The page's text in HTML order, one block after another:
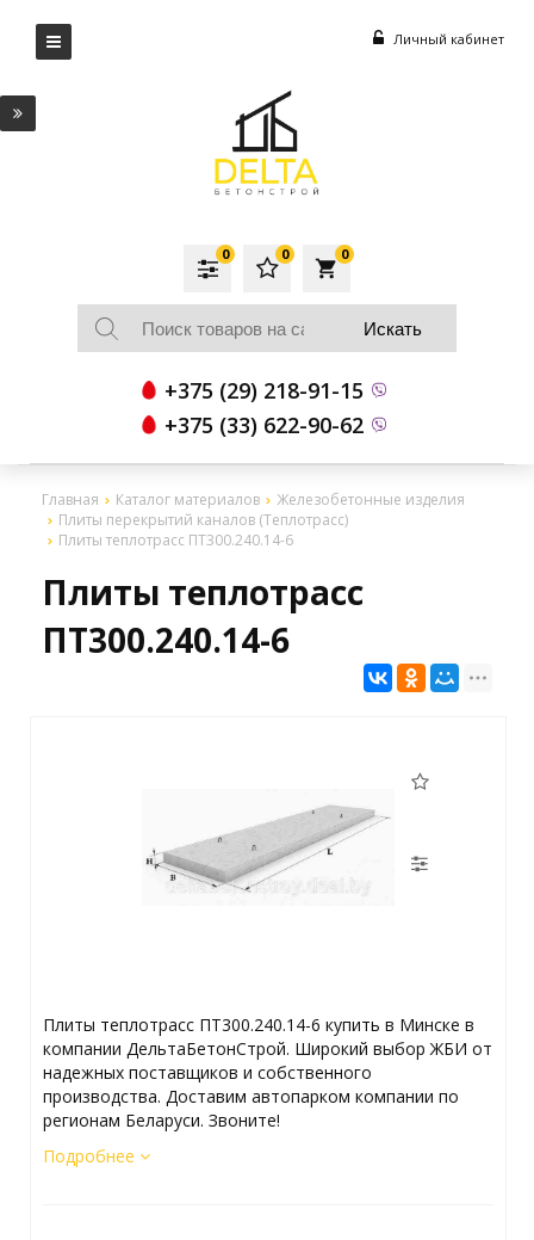
Личный кабинет
local_grocery_store
0
0
0
+375 (29) 218-91-15
+375 (33) 622-90-62
Главная Каталог материалов
Железобетонные изделия
Плиты перекрытий каналов (Теплотрасс)
Плиты теплотрасс ПТ300.240.14-6
Плиты теплотрасс
ПТ300.240.14-6
Плиты теплотрасс ПТ300.240.14-6 купить в Минске в
компании ДельтаБетонСтрой. Широкий выбор ЖБИ от
надежных поставщиков и собственного
производства. Доставим автопарком компании по
регионам Беларуси. Звоните!
Подробнее